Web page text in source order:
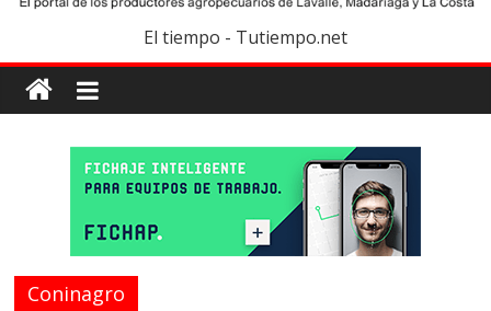
Las exportaciones agroindustriales anotaron un récord histórico
en el primer semestre
Maíz: estiman una cosecha récord de 71,5 millones de toneladas
El tiempo - Tutiempo.net
Coninagro